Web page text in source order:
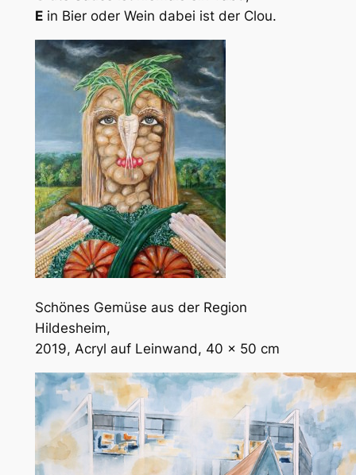
Ein Bier oder Wein dabei ist der Clou.
Schönes Gemüse aus der Region
Hildesheim,
2019, Acryl auf Leinwand, 40 x 50 cm